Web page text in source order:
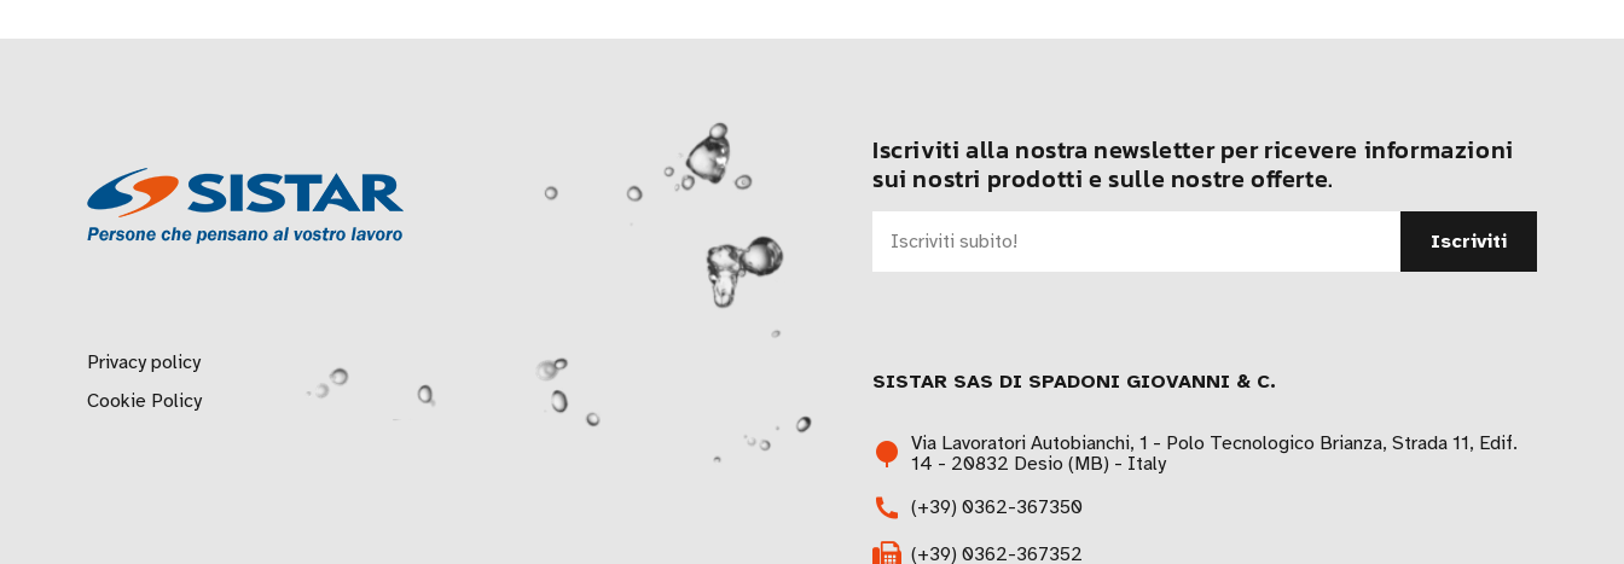
Iscriviti alla nostra newsletter per ricevere informazioni
sui nostri prodotti e sulle nostre offerte.
Privacy policy
Cookie Policy
SISTAR SAS DI SPADONI GIOVANNI & C.
Via Lavoratori Autobianchi, 1 - Polo Tecnologico Brianza, Strada 11, Edif.
14 - 20832 Desio (MB) - Italy
(+39) 0362-367350
(+39) 0362-367352